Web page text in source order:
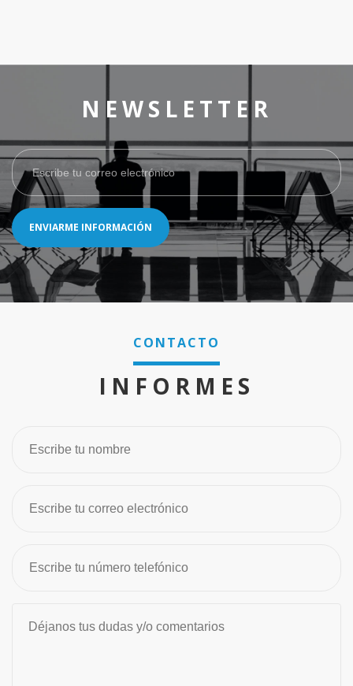
NEWSLETTER
ENVIARME INFORMACIÓN
CONTACTO
INFORMES